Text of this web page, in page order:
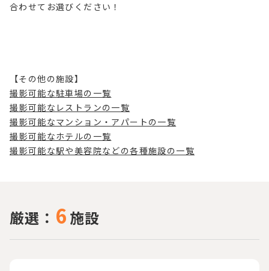
合わせてお選びください！
【その他の施設】
撮影可能な駐車場の一覧
撮影可能なレストランの一覧
撮影可能なマンション・アパートの一覧
撮影可能なホテルの一覧
撮影可能な駅や美容院などの各種施設の一覧
厳選： 6 施設